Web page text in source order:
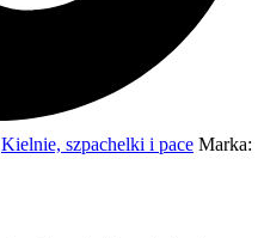
Kielnie, szpachelki i pace Marka: